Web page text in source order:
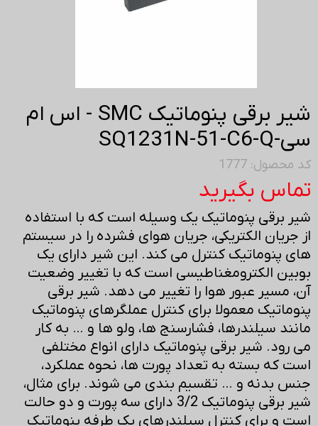
شیر برقی پنوماتیک SMC - اس ام
سی-SQ1231N-51-C6-Q
کد محصول: 1777
تماس بگیرید
شیر برقی پنوماتیک یک وسیله است که با استفاده
از جریان الکتریکی، جریان هوای فشرده را در سیستم
های پنوماتیک کنترل می کند. این شیر دارای یک
بوبین الکترومغناطیسی است که با تغییر وضعیت
آن، مسیر عبور هوا را تغییر می دهد. شیر برقی
پنوماتیک معمولا برای کنترل عملگرهای پنوماتیک
مانند سیلندرها، فشارسنج ها، ولو ها و … به کار
می رود. شیر برقی پنوماتیک دارای انواع مختلفی
است که بسته به تعداد پورت ها، نحوه عملکرد،
جنس بدنه و … تقسیم بندی می شوند. برای مثال،
شیر برقی پنوماتیک 3/2 دارای سه پورت و دو حالت
است و برای کنترل سیلندرهای یک طرفه پنوماتیک